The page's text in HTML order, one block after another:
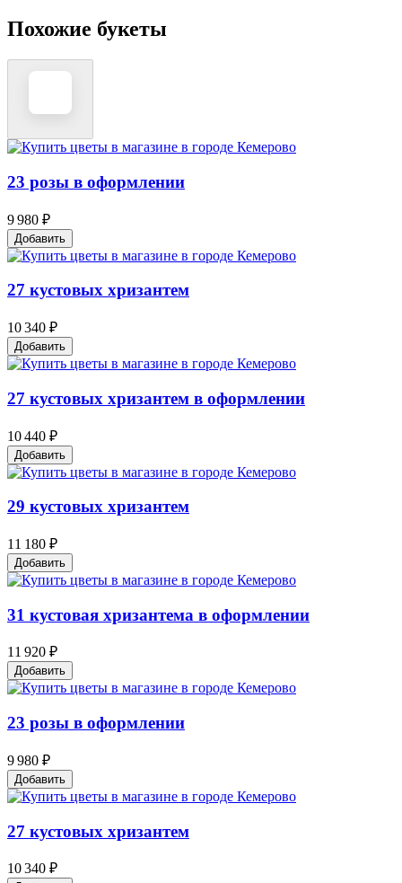
Похожие букеты
23 розы в оформлении
9 980 ₽
Добавить
27 кустовых хризантем
10 340 ₽
Добавить
27 кустовых хризантем в оформлении
10 440 ₽
Добавить
29 кустовых хризантем
11 180 ₽
Добавить
31 кустовая хризантема в оформлении
11 920 ₽
Добавить
23 розы в оформлении
9 980 ₽
Добавить
27 кустовых хризантем
10 340 ₽